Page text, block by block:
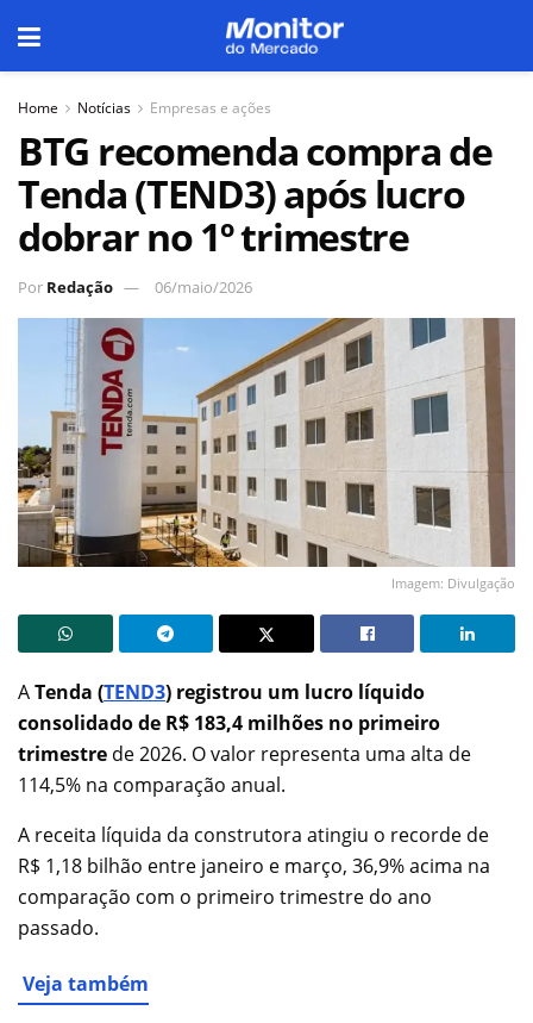
Home Notícias Empresas e ações
BTG recomenda compra de
Tenda (TEND3) após lucro
dobrar no 1º trimestre
Por Redação 06/maio/2026
Imagem: Divulgação
ATenda (TEND3) registrou um lucro líquido
consolidado de R$ 183,4 milhões no primeiro
trimestre de 2026. O valor representa uma alta de
114,5% na comparação anual.
A receita líquida da construtora atingiu o recorde de
R$ 1,18 bilhão entre janeiro e março, 36,9% acima na
comparação com o primeiro trimestre do ano
passado.
Veja também